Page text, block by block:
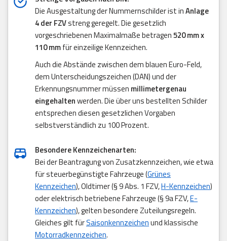
Die Ausgestaltung der Nummernschilder ist inAnlage
4 der FZVstreng geregelt. Die gesetzlich
vorgeschriebenen Maximalmaße betragen520 mm x
110 mmfür einzeilige Kennzeichen.
Auch die Abstände zwischen dem blauen Euro-Feld,
dem Unterscheidungszeichen (DAN) und der
Erkennungsnummer müssen millimetergenau
eingehaltenwerden. Die über uns bestellten Schilder
entsprechen diesen gesetzlichen Vorgaben
selbstverständlich zu 100 Prozent.
Besondere Kennzeichenarten:
Bei der Beantragung von Zusatzkennzeichen, wie etwa
für steuerbegünstigte Fahrzeuge (Grünes
Kennzeichen), Oldtimer (§ 9 Abs. 1 FZV,H-Kennzeichen)
oder elektrisch betriebene Fahrzeuge (§ 9a FZV,E-
Kennzeichen), gelten besondere Zuteilungsregeln.
Gleiches gilt fürSaisonkennzeichenund klassische
Motorradkennzeichen.